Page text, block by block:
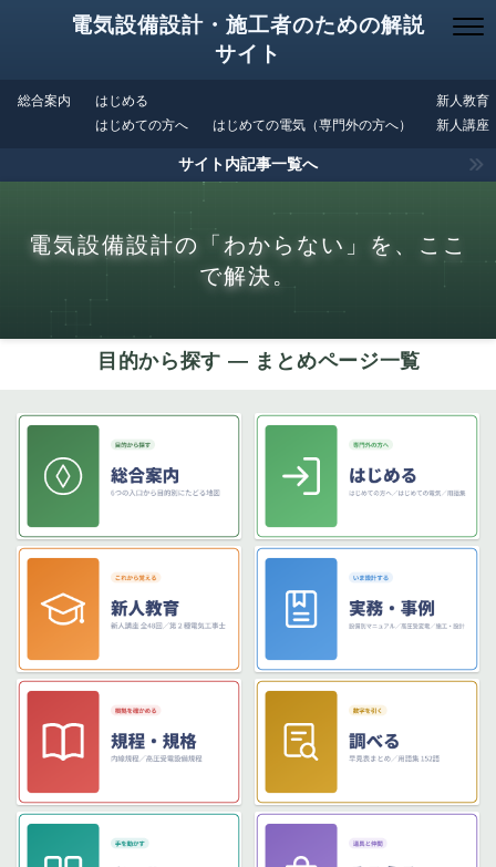
電気設備設計・施工者のための解説
サイト
総合案内
はじめる
はじめての方へ
はじめての電気（専門外の方へ）
新人教育
新人講座
サイト内記事一覧へ
電気設備設計の「わからない」を、ここ
で解決。